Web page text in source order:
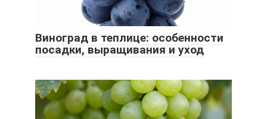
Виноград в теплице: особенности
посадки, выращивания и уход